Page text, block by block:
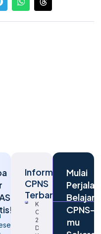
Informasi
CPNS
Terbaru
Kapan
CPNS
2026
Dibuka
Mulai
Belajar
CPNS-
mu